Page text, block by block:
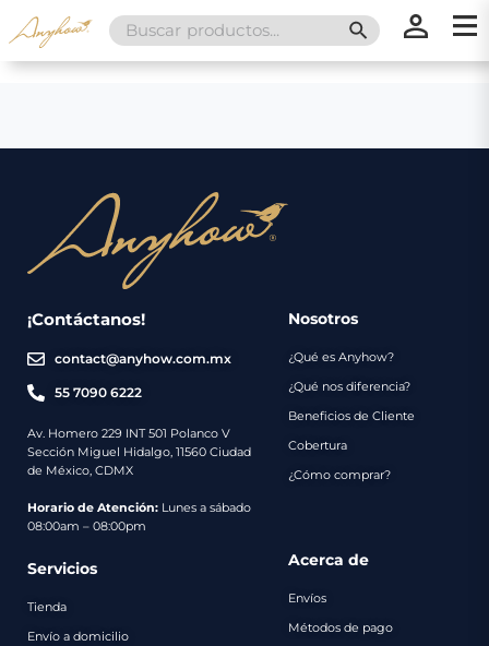
Search
for:
SEARCH
¡Contáctanos!
contact@anyhow.com.mx
55 7090 6222
Av. Homero 229 INT 501 Polanco V
Sección Miguel Hidalgo, 11560 Ciudad
de México, CDMX
Horario de Atención: Lunes a sábado
08:00am – 08:00pm
Nosotros
¿Qué es Anyhow?
¿Qué nos diferencia?
Beneficios de Cliente
Cobertura
¿Cómo comprar?
Servicios
Tienda
Envío a domicilio
Acerca de
Envíos
Métodos de pago
Nosotros
Servicios
Envíos
Métodos
de
Catálogo
Regalos
Contacto